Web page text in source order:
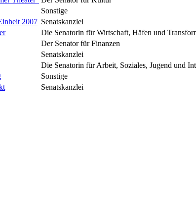
Sonstige
2007 Senatskanzlei
Die Senatorin für Wirtschaft, Häfen und
Der Senator für Finanzen
Senatskanzlei
Die Senatorin für Arbeit, Soziales, Jugend und
Sonstige
Senatskanzlei